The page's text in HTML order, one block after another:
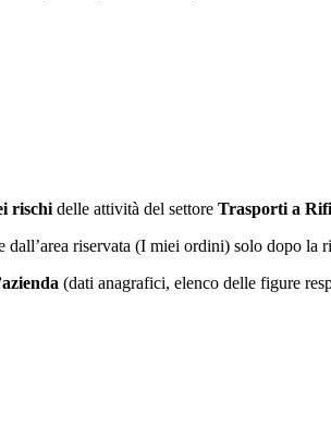
rischi delle attività del settore Trasporti a
riservata (I miei ordini) solo dopo la
(dati anagrafici, elenco delle figure